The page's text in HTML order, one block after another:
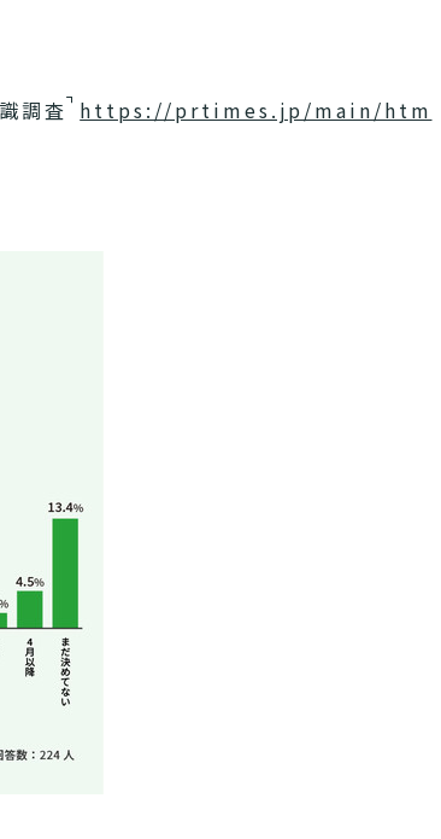
調査 https://prtimes.jp/main/htm